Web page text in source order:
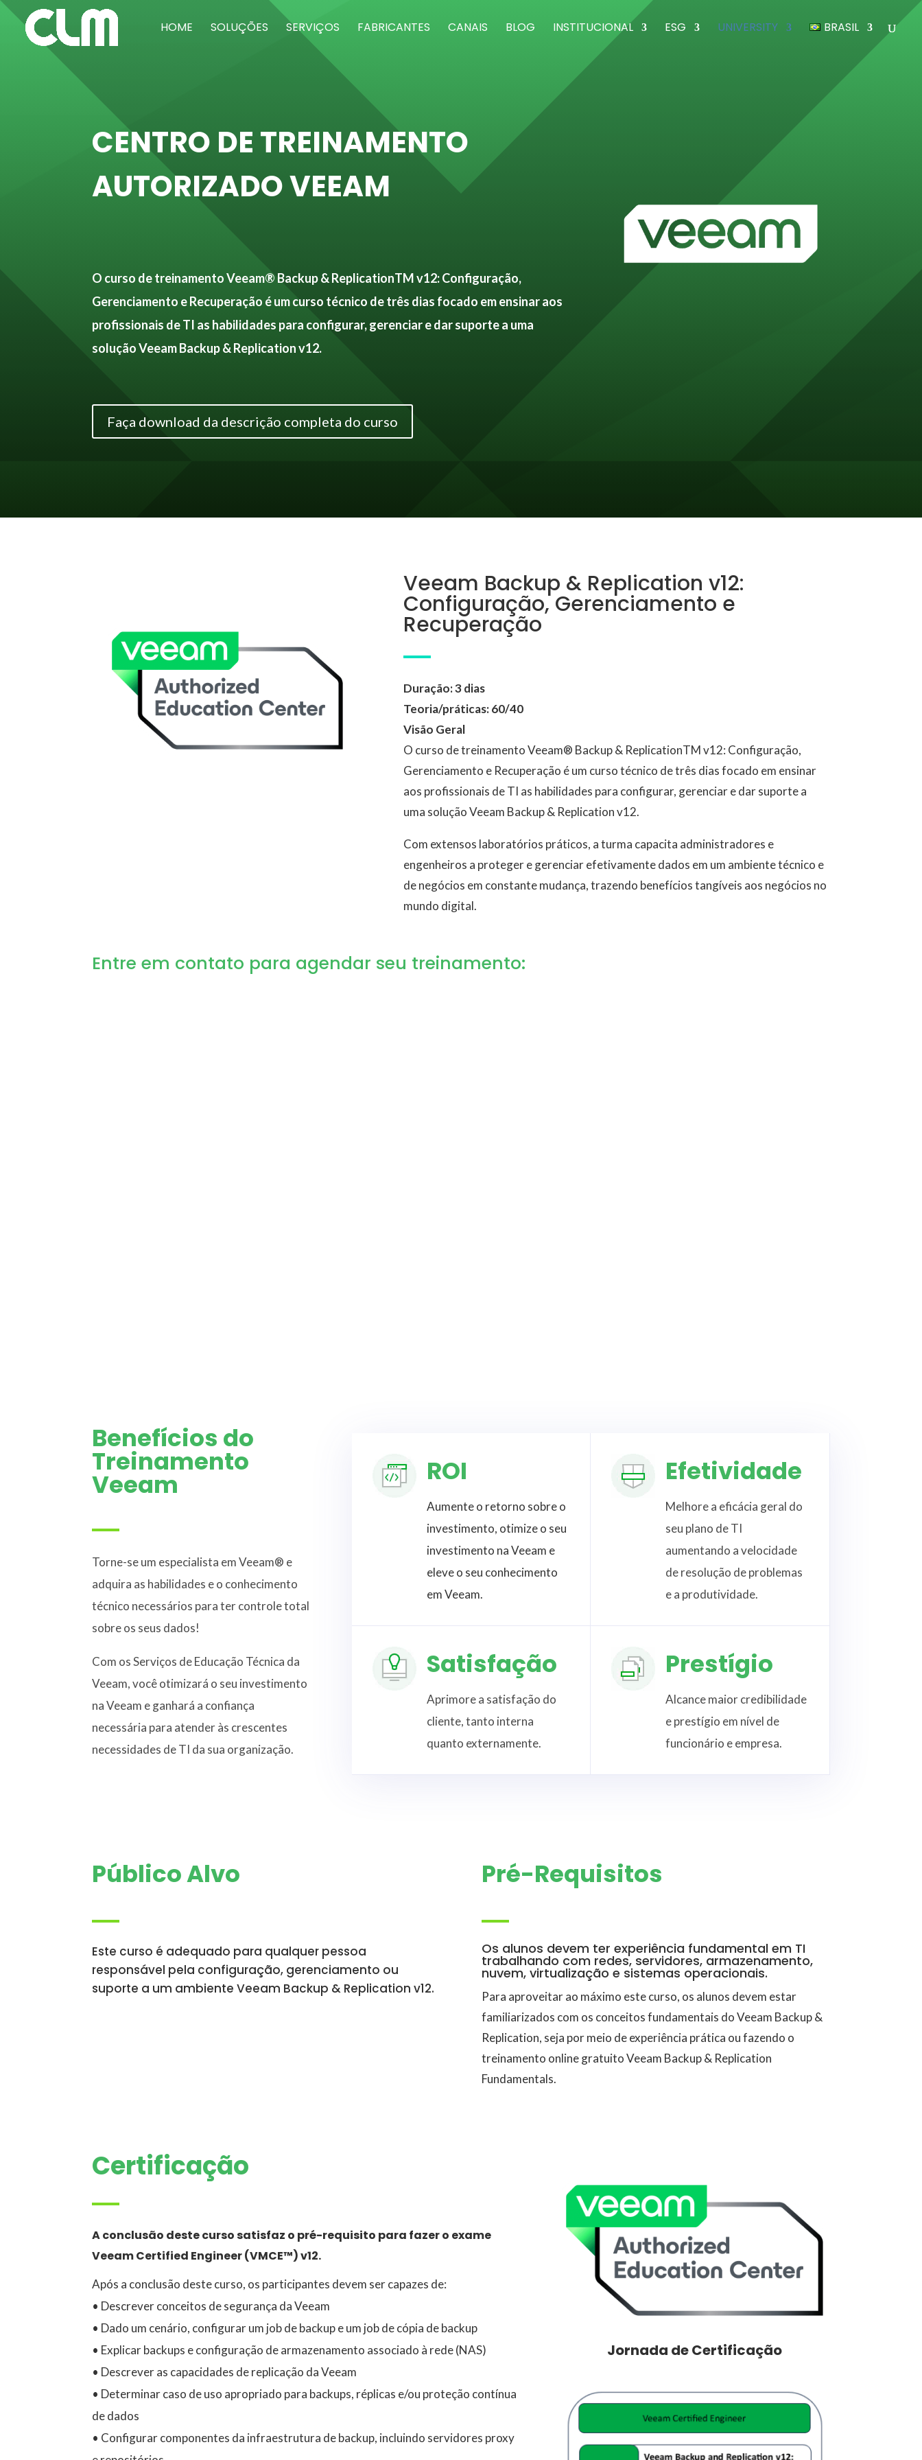
HOME SOLUÇÕES SERVIÇOS FABRICANTES CANAIS BLOG INSTITUCIONAL ESG UNIVERSITY BRASIL
CENTRO DE TREINAMENTO
AUTORIZADO VEEAM
O curso de treinamento Veeam® Backup & ReplicationTM v12: Configuração,
Gerenciamento e Recuperação é um curso técnico de três dias focado em ensinar aos
profissionais de TI as habilidades para configurar, gerenciar e dar suporte a uma
solução Veeam Backup & Replication v12.
Faça download da descrição completa do curso
Veeam Backup & Replication v12:
Configuração, Gerenciamento e
Recuperação
Duração: 3 dias
Teoria/práticas: 60/40
Visão Geral
O curso de treinamento Veeam® Backup & ReplicationTM v12: Configuração,
Gerenciamento e Recuperação é um curso técnico de três dias focado em ensinar
aos profissionais de TI as habilidades para configurar, gerenciar e dar suporte a
uma solução Veeam Backup & Replication v12.
Com extensos laboratórios práticos, a turma capacita administradores e
engenheiros a proteger e gerenciar efetivamente dados em um ambiente técnico e
de negócios em constante mudança, trazendo benefícios tangíveis aos negócios no
mundo digital.
Entre em contato para agendar seu treinamento:
Benefícios do
Treinamento
Veeam
Torne-se um especialista em Veeam® e
adquira as habilidades e o conhecimento
técnico necessários para ter controle total
sobre os seus dados!
Com os Serviços de Educação Técnica da
Veeam, você otimizará o seu investimento
na Veeam e ganhará a confiança
necessária para atender às crescentes
necessidades de TI da sua organização.
ROI
Aumente o retorno sobre o
investimento, otimize o seu
investimento na Veeam e
eleve o seu conhecimento
em Veeam.
Satisfação
Aprimore a satisfação do
cliente, tanto interna
quanto externamente.
Efetividade
Melhore a eficácia geral do
seu plano de TI
aumentando a velocidade
de resolução de problemas
e a produtividade.
Prestígio
Alcance maior credibilidade
e prestígio em nível de
funcionário e empresa.
Público Alvo
Este curso é adequado para qualquer pessoa
responsável pela configuração, gerenciamento ou
suporte a um ambiente Veeam Backup & Replication v12.
Pré-Requisitos
Os alunos devem ter experiência fundamental em TI
trabalhando com redes, servidores, armazenamento,
nuvem, virtualização e sistemas operacionais.
Para aproveitar ao máximo este curso, os alunos devem estar
familiarizados com os conceitos fundamentais do Veeam Backup &
Replication, seja por meio de experiência prática ou fazendo o
treinamento online gratuito Veeam Backup & Replication
Fundamentals.
Certificação
A conclusão deste curso satisfaz o pré-requisito para fazer o exame
Veeam Certified Engineer (VMCE™) v12.
Após a conclusão deste curso, os participantes devem ser capazes de:
• Descrever conceitos de segurança da Veeam
• Dado um cenário, configurar um job de backup e um job de cópia de backup
• Explicar backups e configuração de armazenamento associado à rede (NAS)
• Descrever as capacidades de replicação da Veeam
• Determinar caso de uso apropriado para backups, réplicas e/ou proteção contínua
de dados
• Configurar componentes da infraestrutura de backup, incluindo servidores proxy
Jornada de Certificação